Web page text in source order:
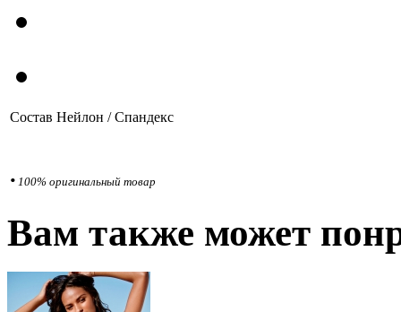
Состав Нейлон / Спандекс
• 100% оригинальный товар
Вам также может